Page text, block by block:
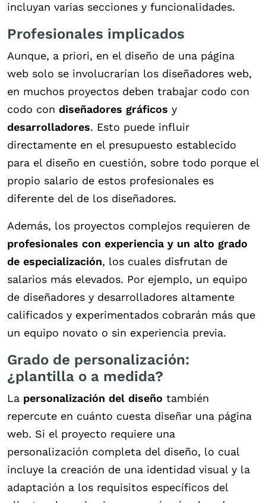
incluyan varias secciones y funcionalidades.
Profesionales implicados
Aunque, a priori, en el diseño de una página
web solo se involucrarían los diseñadores web,
en muchos proyectos deben trabajar codo con
codo con diseñadores gráficos y
desarrolladores. Esto puede influir
directamente en el presupuesto establecido
para el diseño en cuestión, sobre todo porque el
propio salario de estos profesionales es
diferente del de los diseñadores.
Además, los proyectos complejos requieren de
profesionales con experiencia y un alto grado
de especialización, los cuales disfrutan de
salarios más elevados. Por ejemplo, un equipo
de diseñadores y desarrolladores altamente
calificados y experimentados cobrarán más que
un equipo novato o sin experiencia previa.
Grado de personalización:
¿plantilla o a medida?
La personalización del diseño también
repercute en cuánto cuesta diseñar una página
web. Si el proyecto requiere una
personalización completa del diseño, lo cual
incluye la creación de una identidad visual y la
adaptación a los requisitos específicos del